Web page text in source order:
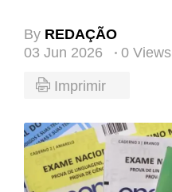
By REDAÇÃO
03 Jun 2026
0 Views
Imprimir